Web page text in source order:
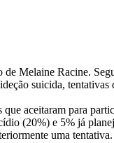
Melaine Racine.
suicida,
aceitaram para
(20%) e 5% já
uma tentativa.